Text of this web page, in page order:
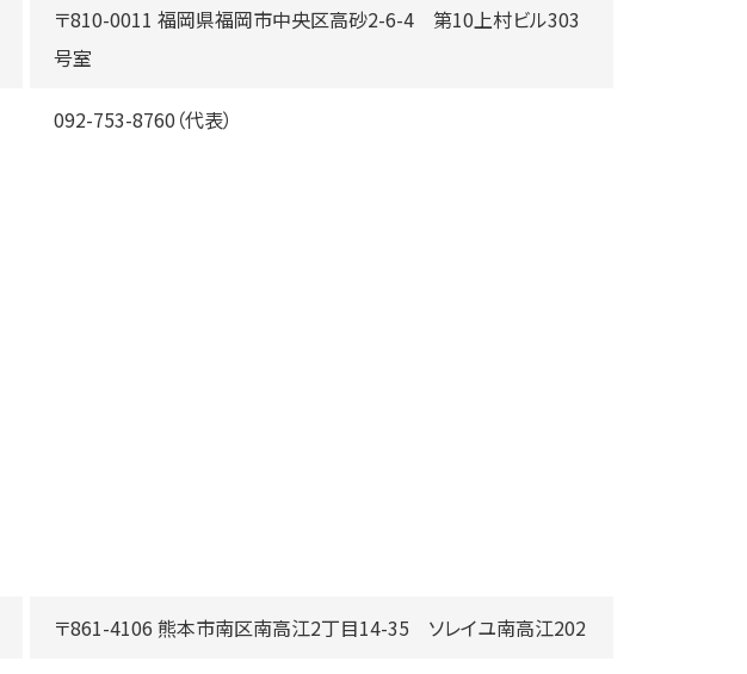
〒810-0011 福岡県福岡市中央区高砂2-6-4 第10上村ビル303
号室
092-753-8760（代表）
〒861-4106 熊本市南区南高江2丁目14-35 ソレイユ南高江202